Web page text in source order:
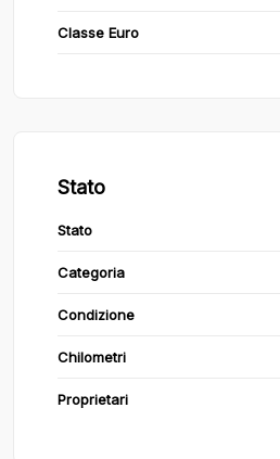
Classe Euro
Stato
Stato
Categoria
Condizione
Chilometri
Proprietari